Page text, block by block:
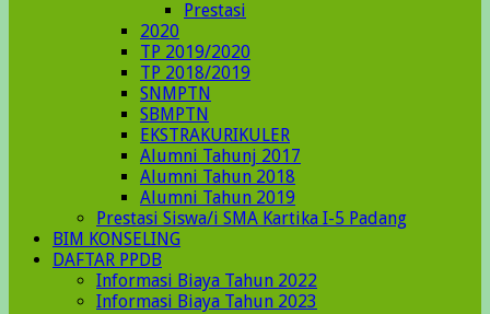
Prestasi
2020
TP 2019/2020
TP 2018/2019
SNMPTN
SBMPTN
EKSTRAKURIKULER
Alumni Tahunj 2017
Alumni Tahun 2018
Alumni Tahun 2019
Prestasi Siswa/i SMA Kartika I-5 Padang
BIM KONSELING
DAFTAR PPDB
Informasi Biaya Tahun 2022
Informasi Biaya Tahun 2023